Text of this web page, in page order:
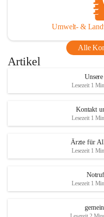
Umwelt- &
Alle
Artikel
Lesezeit 1
Kontakt
Lesezeit 1
Ärzte für
Lesezeit 1
Lesezeit 1